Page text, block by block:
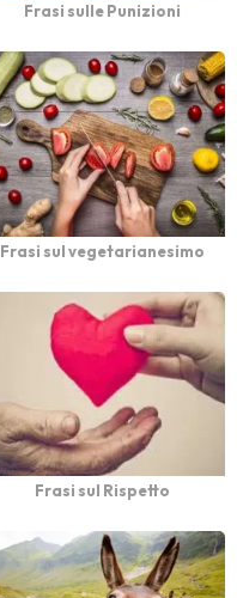
Frasi sulle Punizioni
Frasi sul vegetarianesimo
Frasi sul Rispetto